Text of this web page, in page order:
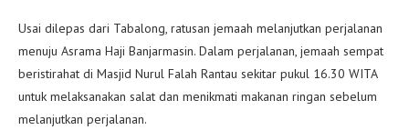
Usai dilepas dari Tabalong, ratusan jemaah melanjutkan perjalanan
menuju Asrama Haji Banjarmasin. Dalam perjalanan, jemaah sempat
beristirahat di Masjid Nurul Falah Rantau sekitar pukul 16.30 WITA
untuk melaksanakan salat dan menikmati makanan ringan sebelum
melanjutkan perjalanan.